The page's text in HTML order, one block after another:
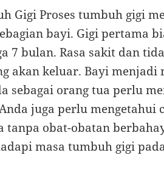
Gigi Proses tumbuh gigi
bayi. Gigi pertama
7 bulan. Rasa sakit dan
akan keluar. Bayi menjadi
sebagai orang tua perlu
juga perlu mengetahui
tanpa obat-obatan
masa tumbuh gigi